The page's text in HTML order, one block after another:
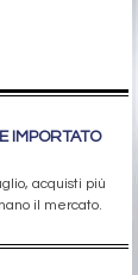
IMPORTATO
acquisti più
il mercato.